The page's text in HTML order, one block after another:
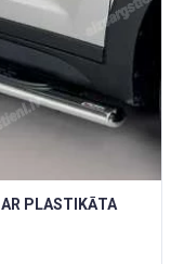
PLASTIKĀTA